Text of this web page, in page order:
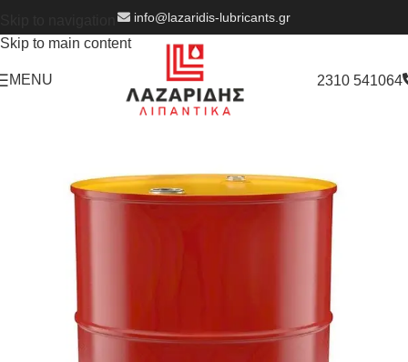
Skip to main content
info@lazaridis-lubricants.gr
MENU 2310 541064